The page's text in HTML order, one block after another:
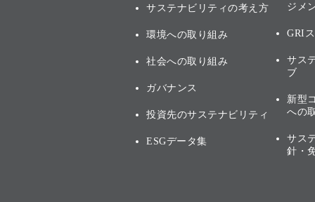
サステナビリティの考え方
環境への取り組み
社会への取り組み
ガバナンス
投資先のサステナビリティ
ESGデータ集
ジメ
GRI
サス
ブ
新型
への
サス
針・